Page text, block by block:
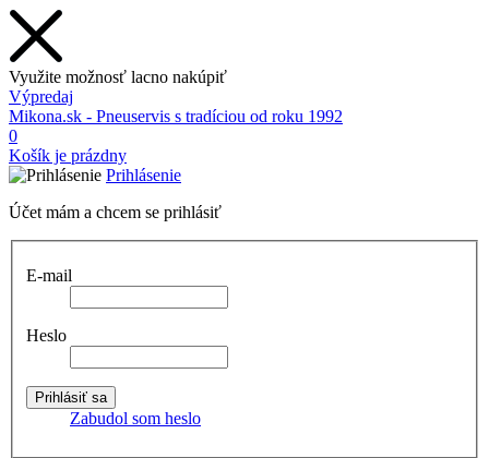
Využite možnosť lacno nakúpiť
Výpredaj
Mikona.sk - Pneuservis s tradíciou od roku 1992
0
Košík je prázdny
Prihlásenie
Účet mám a chcem se prihlásiť
E-mail
Heslo
Zabudol som heslo